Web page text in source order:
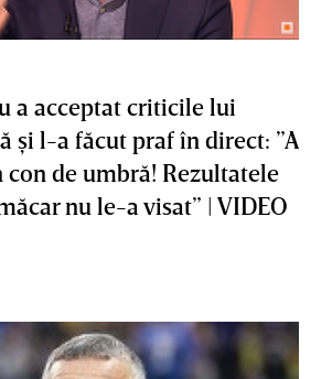
a acceptat criticile lui
şi l-a făcut praf în direct: ”A
de umbră! Rezultatele
nu le-a visat” | VIDEO